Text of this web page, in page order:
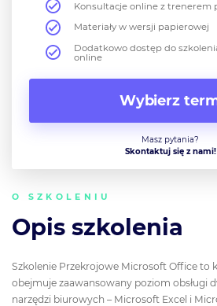
O SZKOLENIU
Opis szkolenia
Szkolenie Przekrojowe Microsoft Office to
obejmuje zaawansowany poziom obsługi
narzędzi biurowych – Microsoft Excel i
Konsultacje online z trenerem
Materiały w wersji papierowej
Dodatkowo dostęp do
online
Wybierz
Masz pytania?
Skontaktuj się z nami!